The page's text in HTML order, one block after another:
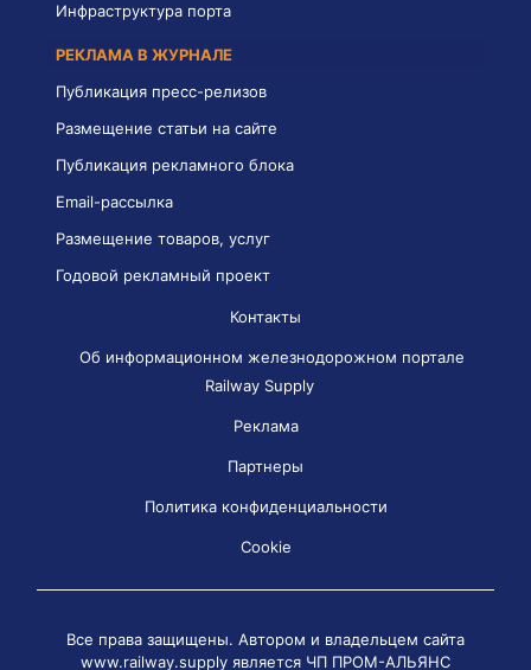
Инфраструктура порта
РЕКЛАМА В ЖУРНАЛЕ
Публикация пресс-релизов
Размещение статьи на сайте
Публикация рекламного блока
Email-рассылка
Размещение товаров, услуг
Годовой рекламный проект
Контакты
Об информационном железнодорожном портале
Railway Supply
Реклама
Партнеры
Политика конфиденциальности
Cookie
Все права защищены. Автором и владельцем сайта
www.railway.supply является ЧП ПРОМ-АЛЬЯНС